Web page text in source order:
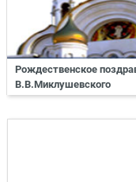
Рождественское
В.В.Миклушевского